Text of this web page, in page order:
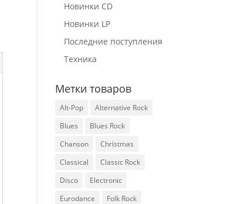
Новинки CD
Новинки LP
Последние поступления
Техника
Метки товаров
Alt-Pop
Alternative Rock
Blues
Blues Rock
Chanson
Christmas
Classical
Classic Rock
Disco
Electronic
Eurodance
Folk Rock